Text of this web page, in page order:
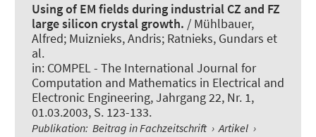
Using of EM fields during industrial CZ and FZ
large silicon crystal growth. / Mühlbauer,
Alfred; Muiznieks, Andris; Ratnieks, Gundars et
al.
in: COMPEL - The International Journal for
Computation and Mathematics in Electrical and
Electronic Engineering, Jahrgang 22, Nr. 1,
01.03.2003, S. 123-133.
Publikation: Beitrag in Fachzeitschrift › Artikel ›